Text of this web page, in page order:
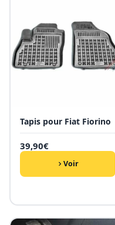
Tapis pour Fiat Fiorino
39,90€
Voir